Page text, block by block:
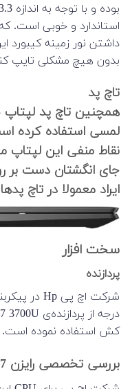
استاندارد و خوبی است.
داشتن نور زمینه کیبورد
بدون هیچ مشکلی تایپ
تاچ پد
لمسی استفاده کرده
نقاط منفی این
جای انگشتان دست بر
ایراد معمولا در تاچ
سخت افزار
پردازنده
کش استفاده نموده است.
بررسی تخصصی رایزن 7